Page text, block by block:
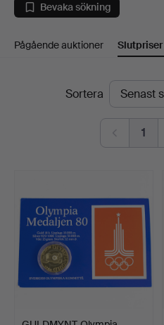
Sedlar
på
Karljohan
Auktioner
Bevaka sökning
Pågående auktioner Slutpriser
SlutpriserSortera
1